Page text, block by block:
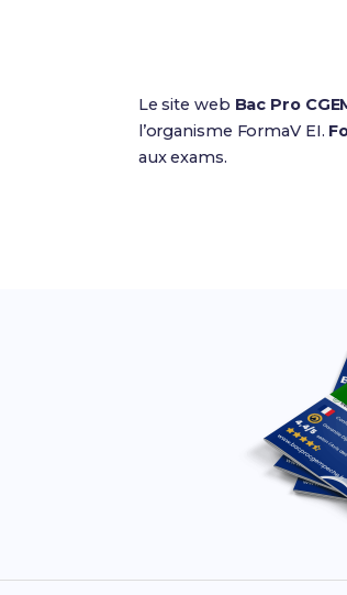
Le site web Bac Pro
l’organisme FormaV EI.
aux exams.